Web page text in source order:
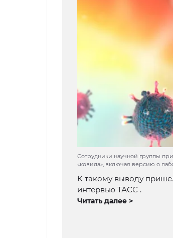
Сотрудники научной группы
«ковида», включая версию о
К такому выводу
интервью ТАСС .
Читать далее >